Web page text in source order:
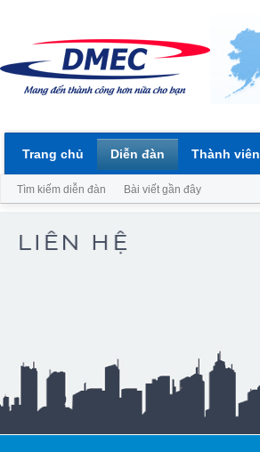
Trang chủ Diễn đàn
Tìm kiếm diễn đàn Bài viết gần đây
Thành viên